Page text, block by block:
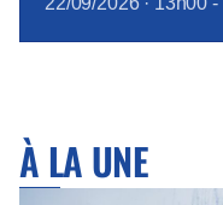
À LA UNE